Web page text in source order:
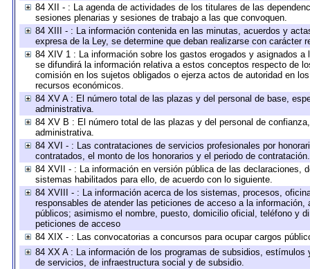
84 XII - : La agenda de actividades de los titulares de las
sesiones plenarias y sesiones de trabajo a las que convoquen.
84 XIII - : La información contenida en las minutas, acuerdos y
expresa de la Ley, se determine que deban realizarse con carácter
84 XIV 1 : La información sobre los gastos erogados y asignados
se difundirá la información relativa a estos conceptos respecto de
comisión en los sujetos obligados o ejerza actos de autoridad en
recursos económicos.
84 XV A : El número total de las plazas y del personal de base,
administrativa.
84 XV B : El número total de las plazas y del personal de
administrativa.
84 XVI - : Las contrataciones de servicios profesionales por
contratados, el monto de los honorarios y el periodo de contratación.
84 XVII - : La información en versión pública de las
sistemas habilitados para ello, de acuerdo con lo siguiente.
84 XVIII - : La información acerca de los sistemas, procesos,
responsables de atender las peticiones de acceso a la
públicos; asimismo el nombre, puesto, domicilio oficial, teléfono y
peticiones de acceso
84 XIX - : Las convocatorias a concursos para ocupar cargos
84 XX A : La información de los programas de subsidios,
de servicios, de infraestructura social y de subsidio.